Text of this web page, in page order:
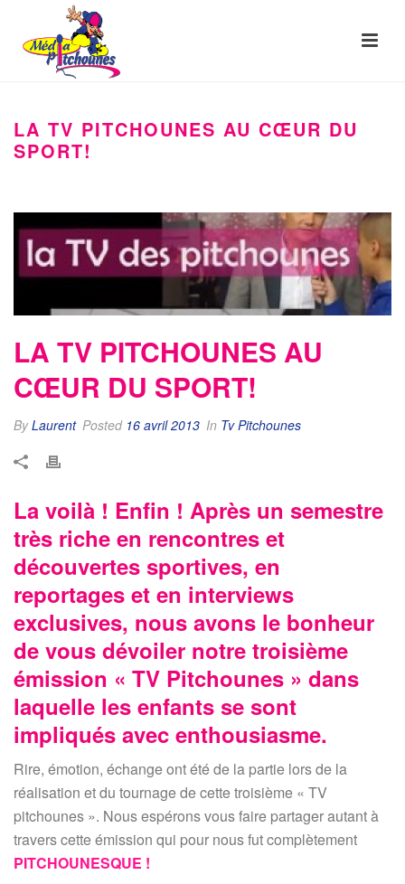
LA TV PITCHOUNES AU CŒUR DU
SPORT!
LA TV PITCHOUNES AU
CŒUR DU SPORT!
ByLaurent Posted 16 avril 2013 In Tv Pitchounes
La voilà ! Enfin ! Après un semestre
très riche en rencontres et
découvertes sportives, en
reportages et en interviews
exclusives, nous avons le bonheur
de vous dévoiler notre troisième
émission « TV Pitchounes » dans
laquelle les enfants se sont
impliqués avec enthousiasme.
Rire, émotion, échange ont été de la partie lors de la
réalisation et du tournage de cette troisième « TV
pitchounes ». Nous espérons vous faire partager autant à
travers cette émission qui pour nous fut complètement
PITCHOUNESQUE !